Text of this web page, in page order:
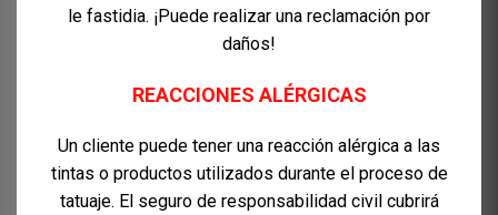
le fastidia. ¡Puede realizar una reclamación por
daños!
REACCIONES ALÉRGICAS
Un cliente puede tener una reacción alérgica a las
tintas o productos utilizados durante el proceso de
tatuaje. El seguro de responsabilidad civil cubrirá